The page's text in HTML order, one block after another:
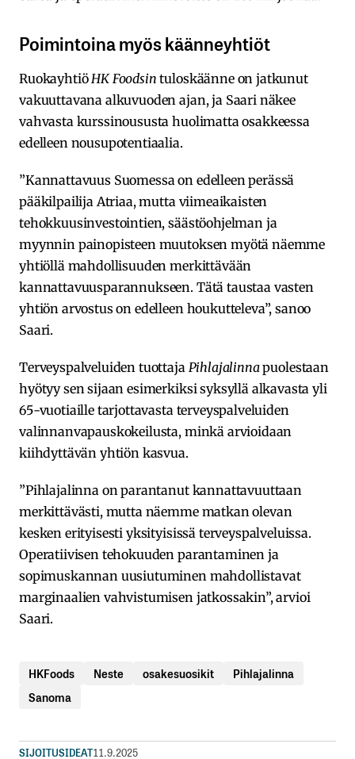
Poimintoina myös käänneyhtiöt
Ruokayhtiö HK Foodsin tuloskäänne on jatkunut
vakuuttavana alkuvuoden ajan, ja Saari näkee
vahvasta kurssinoususta huolimatta osakkeessa
edelleen nousupotentiaalia.
”Kannattavuus Suomessa on edelleen perässä
pääkilpailija Atriaa, mutta viimeaikaisten
tehokkuusinvestointien, säästöohjelman ja
myynnin painopisteen muutoksen myötä näemme
yhtiöllä mahdollisuuden merkittävään
kannattavuusparannukseen. Tätä taustaa vasten
yhtiön arvostus on edelleen houkutteleva”, sanoo
Saari.
Terveyspalveluiden tuottaja Pihlajalinnapuolestaan
hyötyy sen sijaan esimerkiksi syksyllä alkavasta yli
65-vuotiaille tarjottavasta terveyspalveluiden
valinnanvapauskokeilusta, minkä arvioidaan
kiihdyttävän yhtiön kasvua.
”Pihlajalinna on parantanut kannattavuuttaan
merkittävästi, mutta näemme matkan olevan
kesken erityisesti yksityisissä terveyspalveluissa.
Operatiivisen tehokuuden parantaminen ja
sopimuskannan uusiutuminen mahdollistavat
marginaalien vahvistumisen jatkossakin”, arvioi
Saari.
HKFoods Neste osakesuosikit
Pihlajalinna
Sanoma
SIJOITUSIDEAT11.9.2025